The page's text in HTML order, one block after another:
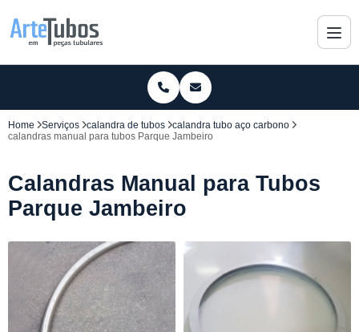
Home Serviços calandra de tubos
calandra tubo aço carbono
calandras manual para tubos Parque Jambeiro
Calandras Manual para Tubos
Parque Jambeiro